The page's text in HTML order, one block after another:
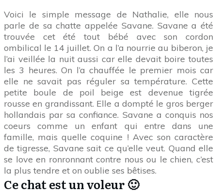
Voici le simple message de Nathalie, elle nous
parle de sa chatte appelée Savane. Savane a été
trouvée cet été tout bébé avec son cordon
ombilical le 14 juillet. On a l’a nourrie au biberon, je
l’ai veillée la nuit aussi car elle devait boire toutes
les 3 heures. On l’a chauffée le premier mois car
elle ne savait pas réguler sa température. Cette
petite boule de poil beige est devenue tigrée
rousse en grandissant. Elle a dompté le gros berger
hollandais par sa confiance. Savane a conquis nos
coeurs comme un enfant qui entre dans une
famille, mais quelle coquine ! Avec son caractère
de tigresse, Savane sait ce qu’elle veut. Quand elle
se love en ronronnant contre nous ou le chien, c’est
la plus tendre et on oublie ses bêtises.
Ce chat est un voleur 🙂